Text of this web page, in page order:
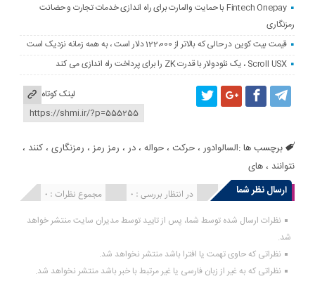
Fintech Onepay با حمایت والمارت برای راه اندازی خدمات تجارت و حضانت
رمزنگاری
قیمت بیت کوین در حالی که بالاتر از 122،000 دلار است ، به همه زمانه نزدیک است
Scroll USX ، یک نئودولار با قدرت ZK را برای پرداخت راه اندازی می کند
لینک کوتاه
برچسب ها :السالوادور ،حرکت ،حواله ،در ، رمز رمز ، رمزنگاری ،کنند ،
نتوانند ،های
ارسال نظر شما
مجموع نظرات : 0 در انتظار بررسی : 0 انتشار یافته : 0
نظرات ارسال شده توسط شما، پس از تایید توسط مدیران سایت منتشر خواهد
شد.
نظراتی که حاوی تهمت یا افترا باشد منتشر نخواهد شد.
نظراتی که به غیر از زبان فارسی یا غیر مرتبط با خبر باشد منتشر نخواهد شد.